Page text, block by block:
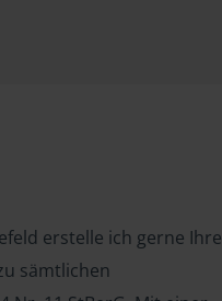
erstelle ich gerne Ihre
sämtlichen